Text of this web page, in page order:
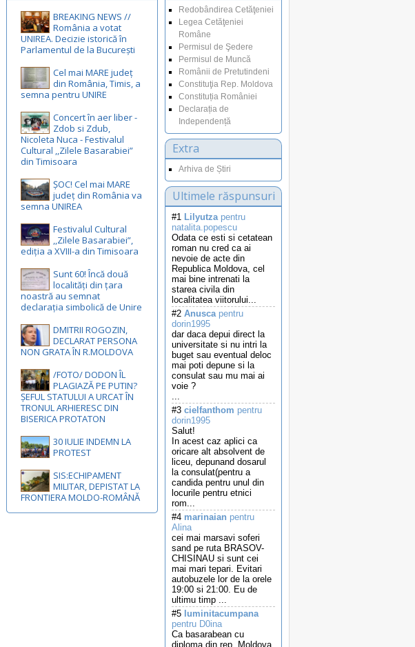
Redobândirea Cetăţeniei
Legea Cetăţeniei
Române
Permisul de Şedere
Permisul de Muncă
Românii de Pretutindeni
Constituţia Rep. Moldova
Constituția României
Declarația de
Independență
Extra
Arhiva de Știri
Ultimele răspunsuri
#1 Lilyutzapentru
natalita.popescu
Odata ce esti si cetatean
roman nu cred ca ai
nevoie de acte din
Republica Moldova, cel
mai bine intrenati la
starea civila din
localitatea viitorului...
#2 Anuscapentru
dorin1995
dar daca depui direct la
universitate si nu intri la
buget sau eventual deloc
mai poti depune si la
consulat sau mu mai ai
voie ?
...
#3 cielfanthom pentru
dorin1995
Salut!
In acest caz aplici ca
oricare alt absolvent de
liceu, depunand dosarul
la consulat(pentru a
candida pentru unul din
locurile pentru etnici
rom...
#4 marinaian pentru
Alina
cei mai marsavi soferi
sand pe ruta BRASOV-
CHISINAU si sunt cei
mai mari tepari. Evitari
autobuzele lor de la orele
19:00 si 21:00. Eu de
ultimu timp ...
#5 luminitacumpana
pentru D0ina
Ca basarabean cu
diploma din rep. Moldova
BREAKING NEWS //
România a votat
UNIREA. Decizie istorică în
Parlamentul de la București
Cel mai MARE județ
din România, Timis, a
semna pentru UNIRE
Concert în aer liber -
Zdob si Zdub,
Nicoleta Nuca - Festivalul
Cultural ,,Zilele Basarabiei”
din Timisoara
ȘOC! Cel mai MARE
județ din România va
semna UNIREA
Festivalul Cultural
,,Zilele Basarabiei”,
ediția a XVIII-a din Timisoara
Sunt 60! Încă două
localități din țara
noastră au semnat
declarația simbolică de Unire
DMITRII ROGOZIN,
DECLARAT PERSONA
NON GRATA ÎN R.MOLDOVA
/FOTO/ DODON ÎL
PLAGIAZĂ PE PUTIN?
ȘEFUL STATULUI A URCAT ÎN
TRONUL ARHIERESC DIN
BISERICA PROTATON
30 IULIE INDEMN LA
PROTEST
SIS:ECHIPAMENT
MILITAR, DEPISTAT LA
FRONTIERA MOLDO-ROMÂNĂ